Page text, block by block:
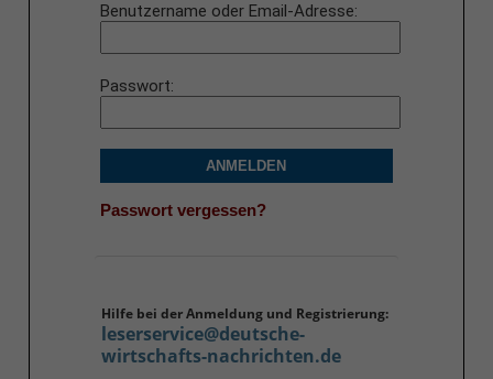
Benutzername oder Email-Adresse
Passwort
ANMELDEN
Passwort vergessen?
Hilfe bei der Anmeldung und Registrierung:
leserservice@deutsche-
wirtschafts-nachrichten.de